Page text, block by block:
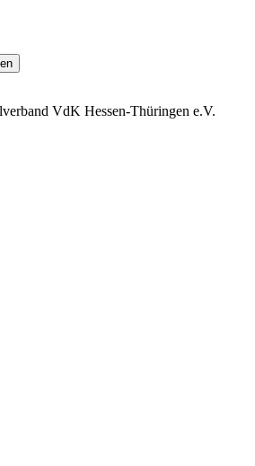
VdK Hessen-Thüringen e.V.